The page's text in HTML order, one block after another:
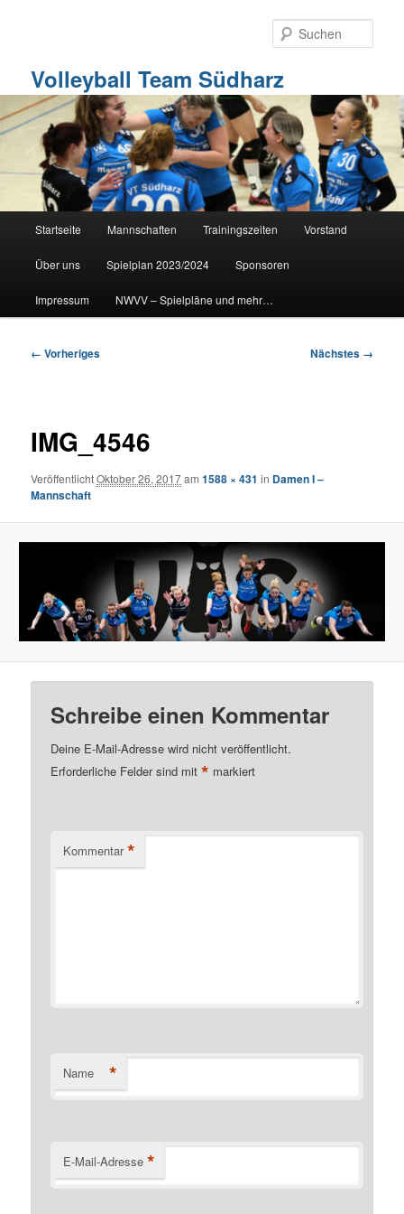
Volleyball Team Südharz
Startseite Mannschaften Trainingszeiten Vorstand
Über uns Spielplan 2023/2024 Sponsoren
Impressum NWVV – Spielpläne und mehr…
Bilder-
← Vorheriges Nächstes →
IMG_4546
VeröffentlichtOktober 26, 2017am1588 × 431 in Damen I –
Mannschaft
Schreibe einen Kommentar
Deine E-Mail-Adresse wird nicht veröffentlicht.
Erforderliche Felder sind mit* markiert
Kommentar *
Name *
E-Mail-Adresse *